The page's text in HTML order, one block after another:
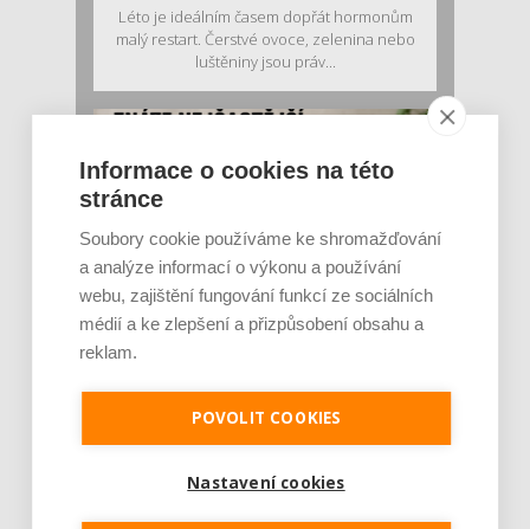
Léto je ideálním časem dopřát hormonům
malý restart. Čerstvé ovoce, zelenina nebo
luštěniny jsou práv...
Je jen pro sportovce, přiberu po něm a ve
stravě ho mám dostatek. Znáte nejčastějš [...]
se o ně...
Informace o cookies na této
stránce
Soubory cookie používáme ke shromažďování
a analýze informací o výkonu a používání
webu, zajištění fungování funkcí ze sociálních
médií a ke zlepšení a přizpůsobení obsahu a
reklam.
POVOLIT COOKIES
Nastavení cookies